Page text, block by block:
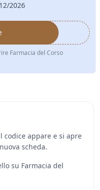
2026
Farmacia del Corso
codice appare e si apre
scheda.
su Farmacia del